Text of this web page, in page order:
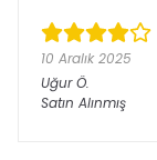
10 Aralık 2025
Uğur Ö.
Satın Alınmış